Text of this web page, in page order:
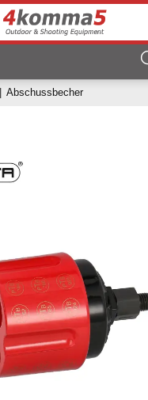
Abschussbecher